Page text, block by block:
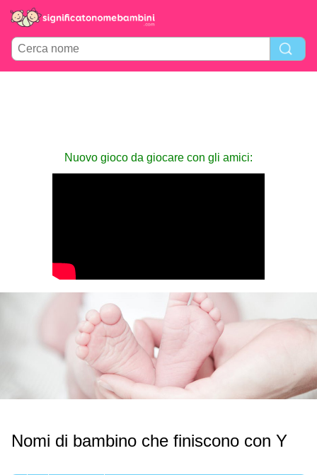
Nuovo gioco da giocare con gli amici:
Nomi di bambino che finiscono con Y